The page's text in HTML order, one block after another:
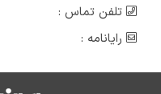
تلفن تماس :
رایانامه :